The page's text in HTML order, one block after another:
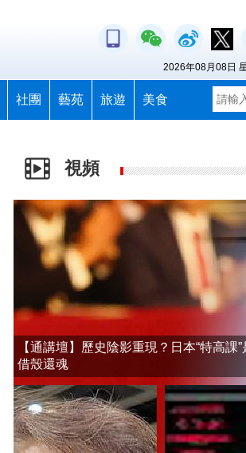
社團 藝苑 旅遊 美食
2026年08月08日
視頻
【通講壇】歷史陰影重現？日本“特高課
借殼還魂